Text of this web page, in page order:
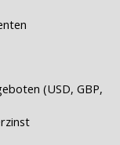
(USD, GBP,